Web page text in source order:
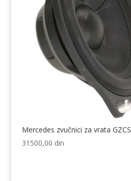
Mercedes zvučnici za vrata
31500,00 din